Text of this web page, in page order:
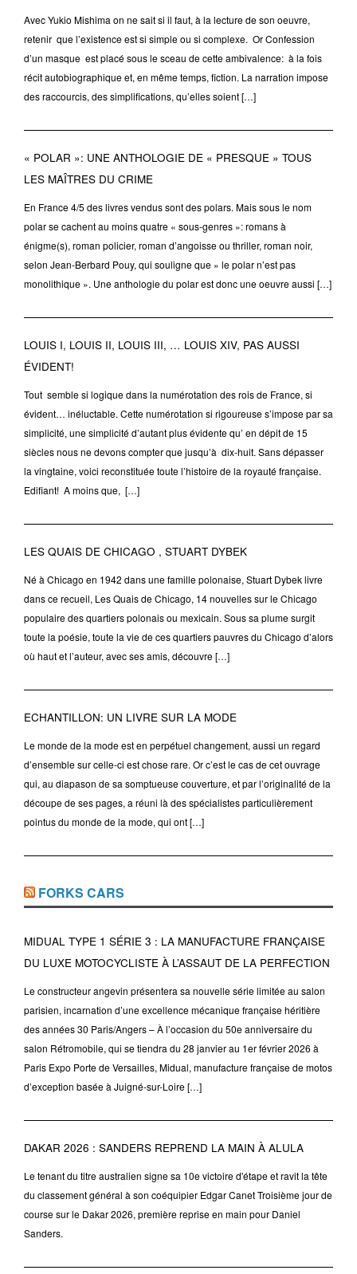
Avec Yukio Mishima on ne sait si il faut, à la lecture de son oeuvre,
retenir que l’existence est si simple ou si complexe. Or Confession
d’un masque est placé sous le sceau de cette ambivalence: à la fois
récit autobiographique et, en même temps, fiction. La narration impose
des raccourcis, des simplifications, qu’elles soient […]
« POLAR »: UNE ANTHOLOGIE DE « PRESQUE » TOUS
LES MAÎTRES DU CRIME
En France 4/5 des livres vendus sont des polars. Mais sous le nom
polar se cachent au moins quatre « sous-genres »: romans à
énigme(s), roman policier, roman d’angoisse ou thriller, roman noir,
selon Jean-Berbard Pouy, qui souligne que » le polar n’est pas
monolithique ». Une anthologie du polar est donc une oeuvre aussi […]
LOUIS I, LOUIS II, LOUIS III, … LOUIS XIV, PAS AUSSI
ÉVIDENT!
Tout semble si logique dans la numérotation des rois de France, si
évident… inéluctable. Cette numérotation si rigoureuse s’impose par sa
simplicité, une simplicité d’autant plus évidente qu’ en dépit de 15
siècles nous ne devons compter que jusqu’à dix-huit. Sans dépasser
la vingtaine, voici reconstituée toute l’histoire de la royauté française.
Edifiant! A moins que, […]
LES QUAIS DE CHICAGO , STUART DYBEK
Né à Chicago en 1942 dans une famille polonaise, Stuart Dybek livre
dans ce recueil, Les Quais de Chicago, 14 nouvelles sur le Chicago
populaire des quartiers polonais ou mexicain. Sous sa plume surgit
toute la poésie, toute la vie de ces quartiers pauvres du Chicago d’alors
où haut et l’auteur, avec ses amis, découvre […]
ECHANTILLON: UN LIVRE SUR LA MODE
Le monde de la mode est en perpétuel changement, aussi un regard
d’ensemble sur celle-ci est chose rare. Or c’est le cas de cet ouvrage
qui, au diapason de sa somptueuse couverture, et par l’originalité de la
découpe de ses pages, a réuni là des spécialistes particulièrement
pointus du monde de la mode, qui ont […]
FORKS CARS
MIDUAL TYPE 1 SÉRIE 3 : LA MANUFACTURE FRANÇAISE
DU LUXE MOTOCYCLISTE À L’ASSAUT DE LA PERFECTION
Le constructeur angevin présentera sa nouvelle série limitée au salon
parisien, incarnation d’une excellence mécanique française héritière
des années 30 Paris/Angers – À l’occasion du 50e anniversaire du
salon Rétromobile, qui se tiendra du 28 janvier au 1er février 2026 à
Paris Expo Porte de Versailles, Midual, manufacture française de motos
d’exception basée à Juigné-sur-Loire […]
DAKAR 2026 : SANDERS REPREND LA MAIN À ALULA
Le tenant du titre australien signe sa 10e victoire d'étape et ravit la tête
du classement général à son coéquipier Edgar Canet Troisième jour de
course sur le Dakar 2026, première reprise en main pour Daniel
Sanders.